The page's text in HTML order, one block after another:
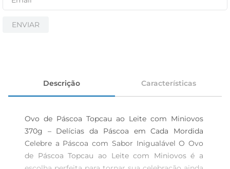
ENVIAR
Descrição Características
Ovo de Páscoa Topcau ao Leite com Miniovos
370g – Delícias da Páscoa em Cada Mordida
Celebre a Páscoa com Sabor Inigualável O Ovo
de Páscoa Topcau ao Leite com Miniovos é a